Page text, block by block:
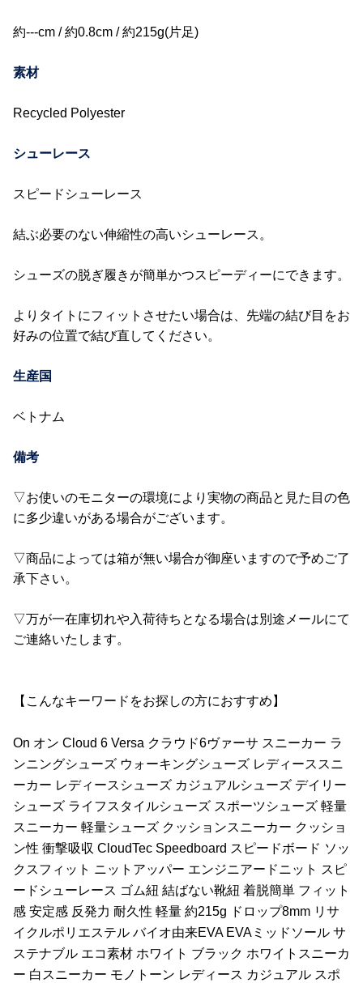
約---cm / 約0.8cm / 約215g(片足)
素材
Recycled Polyester
シューレース
スピードシューレース
結ぶ必要のない伸縮性の高いシューレース。
シューズの脱ぎ履きが簡単かつスピーディーにできます。
よりタイトにフィットさせたい場合は、先端の結び目をお
好みの位置で結び直してください。
生産国
ベトナム
備考
▽お使いのモニターの環境により実物の商品と見た目の色
に多少違いがある場合がございます。
▽商品によっては箱が無い場合が御座いますので予めご了
承下さい。
▽万が一在庫切れや入荷待ちとなる場合は別途メールにて
ご連絡いたします。
【こんなキーワードをお探しの方におすすめ】
On オン Cloud 6 Versa クラウド6ヴァーサ スニーカー ラ
ンニングシューズ ウォーキングシューズ レディーススニ
ーカー レディースシューズ カジュアルシューズ デイリー
シューズ ライフスタイルシューズ スポーツシューズ 軽量
スニーカー 軽量シューズ クッションスニーカー クッショ
ン性 衝撃吸収 CloudTec Speedboard スピードボード ソッ
クスフィット ニットアッパー エンジニアードニット スピ
ードシューレース ゴム紐 結ばない靴紐 着脱簡単 フィット
感 安定感 反発力 耐久性 軽量 約215g ドロップ8mm リサ
イクルポリエステル バイオ由来EVA EVAミッドソール サ
ステナブル エコ素材 ホワイト ブラック ホワイトスニーカ
ー 白スニーカー モノトーン レディース カジュアル スポ